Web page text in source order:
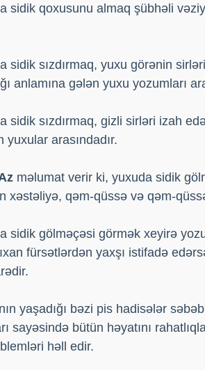
sidik qoxusunu almaq şübhəli
sidik sızdırmaq, yuxu görənin
anlamına gələn yuxu yozumları
sidik sızdırmaq, gizli sirləri izah
yuxular arasındadır.
məlumat verir ki, yuxuda sidik
xəstəliyə, qəm-qüssə və qəm-
sidik gölməçəsi görmək xeyirə
fürsətlərdən yaxşı istifadə
yaşadığı bəzi pis hadisələr
sayəsində bütün həyatını
həll edir.